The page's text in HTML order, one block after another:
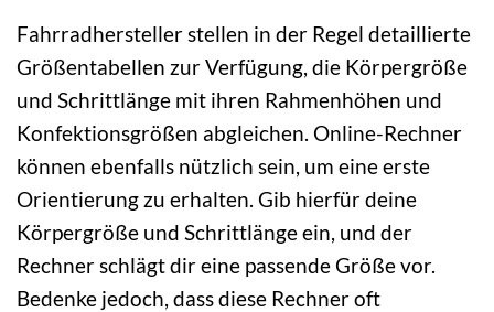
Fahrradhersteller stellen in der Regel detaillierte
Größentabellen zur Verfügung, die Körpergröße
und Schrittlänge mit ihren Rahmenhöhen und
Konfektionsgrößen abgleichen. Online-Rechner
können ebenfalls nützlich sein, um eine erste
Orientierung zu erhalten. Gib hierfür deine
Körpergröße und Schrittlänge ein, und der
Rechner schlägt dir eine passende Größe vor.
Bedenke jedoch, dass diese Rechner oft